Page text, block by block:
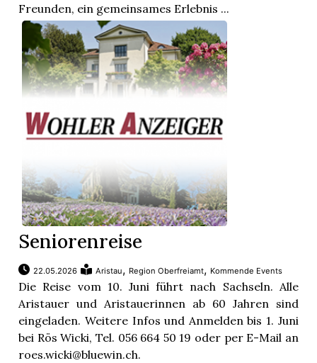
Freunden, ein gemeinsames Erlebnis ...
Seniorenreise
22.05.2026 Aristau, Region Oberfreiamt, Kommende Events
Die Reise vom 10. Juni führt nach Sachseln. Alle
Aristauer und Aristauerinnen ab 60 Jahren sind
eingeladen. Weitere Infos und Anmelden bis 1. Juni
bei Rös Wicki, Tel. 056 664 50 19 oder per E-Mail an
roes.wicki@bluewin.ch.